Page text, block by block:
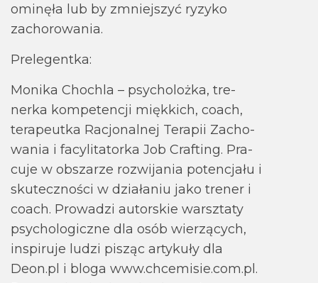
omi­nęła lub by zmniej­szyć ryzyko
zacho­ro­wa­nia.
Pre­le­gentka:
Monika Cho­chla – psy­cho­lożka, tre­
nerka kom­pe­ten­cji mięk­kich, coach,
tera­peutka Racjo­nal­nej Tera­pii Zacho­
wa­nia i facy­li­ta­torka Job Cra­fting. Pra­
cuje w obsza­rze roz­wi­ja­nia poten­cjału i
sku­tecz­no­ści w dzia­ła­niu jako tre­ner i
coach. Pro­wa­dzi autor­skie warsz­taty
psy­cho­lo­giczne dla osób wie­rzą­cych,
inspi­ruje ludzi pisząc arty­kuły dla
Deon.pl i bloga www.chce­mi­sie.com.pl.